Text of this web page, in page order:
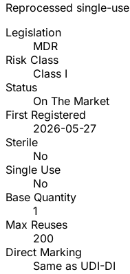
Reprocessed single-use
Legislation
MDR
Risk Class
Class I
Status
On The Market
First Registered
2026-05-27
Sterile
No
Single Use
No
Base Quantity
1
Max Reuses
200
Direct Marking
Same as UDI-DI